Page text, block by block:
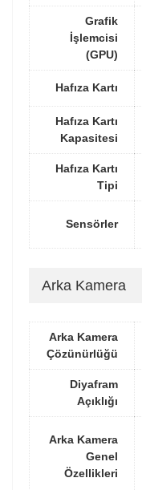
Grafik
İşlemcisi
(GPU)
Hafıza Kartı
Hafıza Kartı
Kapasitesi
Hafıza Kartı
Tipi
Sensörler
Arka Kamera
Arka Kamera
Çözünürlüğü
Diyafram
Açıklığı
Arka Kamera
Genel
Özellikleri